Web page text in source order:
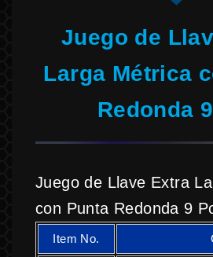
Juego de
Larga Métrica
Redonda
Juego de Llave Extra
con Punta Redonda 9
Item No.